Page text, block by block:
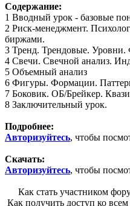
Содержание:
1 Вводный урок - базовые
2 Риск-менеджмент.
биржами.
3 Тренд. Трендовые. Уровни.
4 Свечи. Свечной анализ.
5 Объемный анализ
6 Фигуры. Формации.
7 Боковик. ОБ/Брейкер.
8 Заключительный урок.
Подробнее:
Авторизуйтесь, чтобы
Скачать:
Авторизуйтесь, чтобы
Как стать участником
Как получить доступ ко